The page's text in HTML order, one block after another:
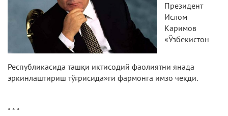
Президент
Ислом
Каримов
«Ўзбекистон
Республикасида ташқи иқтисодий фаолиятни янада
эркинлаштириш тўғрисида»ги фармонга имзо чекди.
* * *